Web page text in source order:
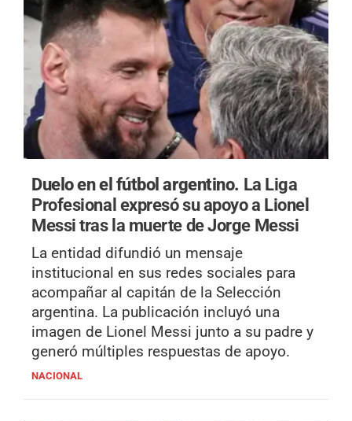
Duelo en el fútbol argentino. La Liga
Profesional expresó su apoyo a Lionel
Messi tras la muerte de Jorge Messi
La entidad difundió un mensaje
institucional en sus redes sociales para
acompañar al capitán de la Selección
argentina. La publicación incluyó una
imagen de Lionel Messi junto a su padre y
generó múltiples respuestas de apoyo.
NACIONAL